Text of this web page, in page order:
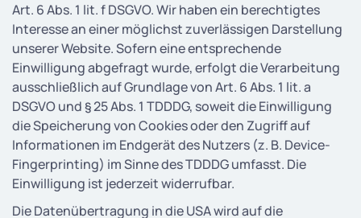
Art. 6 Abs. 1 lit. f DSGVO. Wir haben ein berechtigtes
Interesse an einer möglichst zuverlässigen Darstellung
unserer Website. Sofern eine entsprechende
Einwilligung abgefragt wurde, erfolgt die Verarbeitung
ausschließlich auf Grundlage von Art. 6 Abs. 1 lit. a
DSGVO und § 25 Abs. 1 TDDDG, soweit die Einwilligung
die Speicherung von Cookies oder den Zugriff auf
Informationen im Endgerät des Nutzers (z. B. Device-
Fingerprinting) im Sinne des TDDDG umfasst. Die
Einwilligung ist jederzeit widerrufbar.
Die Datenübertragung in die USA wird auf die